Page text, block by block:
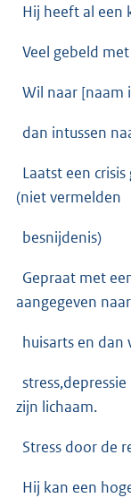
Hij heeft al een
Veel gebeld
Wil naar [naam
dan intussen
Laatst een
(niet vermelden
besnijdenis)
Gepraat met
aangegeven naar
huisarts en dan
zijn lichaam.
Stress door de
Hij kan een